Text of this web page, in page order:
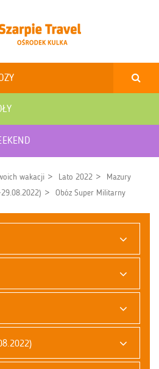
wakacji Lato 2022
Mazury
Obóz Super Militarny